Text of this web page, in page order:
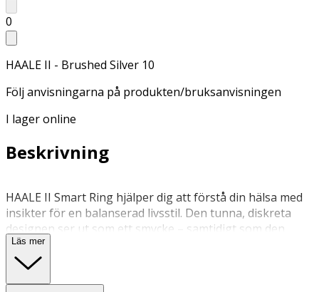
0
HAALE II - Brushed Silver 10
Följ anvisningarna på produkten/bruksanvisningen
I lager online
Beskrivning
HAALE II Smart Ring hjälper dig att förstå din hälsa med
insikter för en balanserad livsstil. Den tunna, diskreta
designen ser ut som ett smycke – samtidigt som den
samlar hälsodata dygnet runt.
I den kostnadsfria appen (iPhone & Android) får du en
tydlig översikt av t.ex. steg, kalorier, syrenivå, HRV,
Läs mer